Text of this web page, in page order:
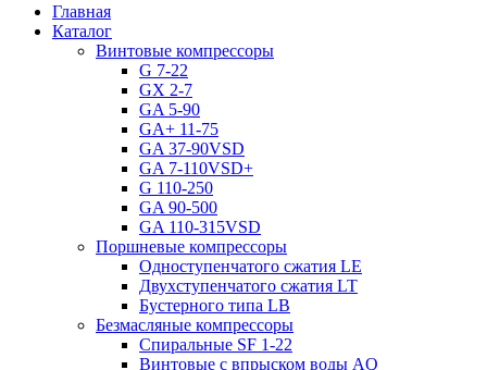
Главная
Каталог
Винтовые компрессоры
G 7-22
GX 2-7
GA 5-90
GA+ 11-75
GA 37-90VSD
GA 7-110VSD+
G 110-250
GA 90-500
GA 110-315VSD
Поршневые компрессоры
Одноступенчатого сжатия LE
Двухступенчатого сжатия LT
Бустерного типа LB
Безмасляные компрессоры
Cпиральные SF 1-22
Винтовые с впрыском воды AQ